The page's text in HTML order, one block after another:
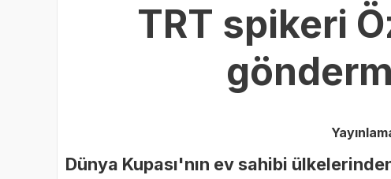
TRT spikeri
Dünya Kupası'nın ev sahibi